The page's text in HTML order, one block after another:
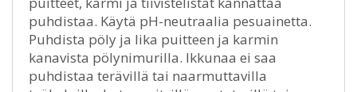
puhdistaa. Käytä pH-neutraalia pesuainetta.
Puhdista pöly ja lika puitteen ja karmin
kanavista pölynimurilla. Ikkunaa ei saa
puhdistaa terävillä tai naarmuttavilla